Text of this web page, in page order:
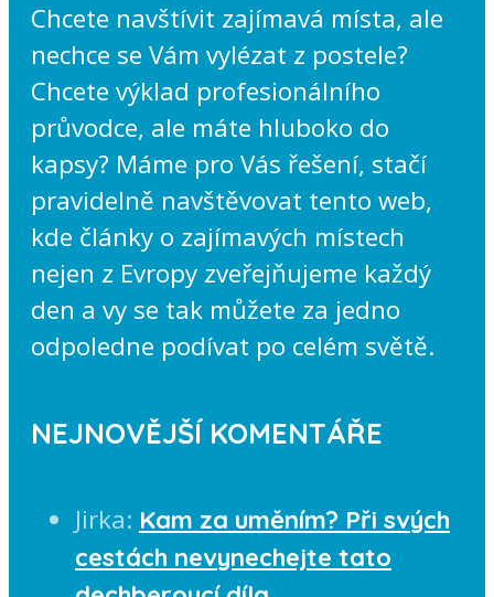
Chcete navštívit zajímavá místa, ale
nechce se Vám vylézat z postele?
Chcete výklad profesionálního
průvodce, ale máte hluboko do
kapsy? Máme pro Vás řešení, stačí
pravidelně navštěvovat tento web,
kde články o zajímavých místech
nejen z Evropy zveřejňujeme každý
den a vy se tak můžete za jedno
odpoledne podívat po celém světě.
NEJNOVĚJŠÍ KOMENTÁŘE
Jirka: Kam za uměním? Při svých
cestách nevynechejte tato